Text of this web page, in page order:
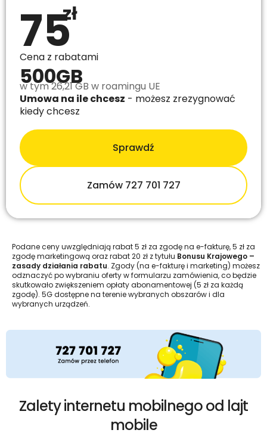
75zł
Cena z rabatami
500GB
w tym 26,21 GB w roamingu UE
Umowa na ile chcesz - możesz zrezygnować
kiedy chcesz
Sprawdź
Zamów 727 701 727
Podane ceny uwzględniają rabat 5 zł za zgodę na e-fakturę, 5 zł za
zgodę marketingową oraz rabat 20 zł z tytułu Bonusu Krajowego –
zasady działania rabatu. Zgody (na e-fakturę i marketing) możesz
odznaczyć po wybraniu oferty w formularzu zamówienia, co będzie
skutkowało zwiększeniem opłaty abonamentowej (5 zł za każdą
zgodę). 5G dostępne na terenie wybranych obszarów i dla
wybranych urządzeń.
Zalety internetu mobilnego od lajt
mobile